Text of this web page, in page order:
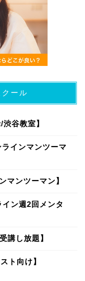
ール
谷教室】
インマンツーマ
マンツーマン】
ン週2回メンタ
講し放題】
ト向け】